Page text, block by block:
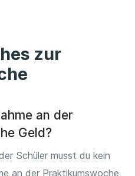
zur
an der
Geld?
Schüler musst du kein
an der Praktikumswoche